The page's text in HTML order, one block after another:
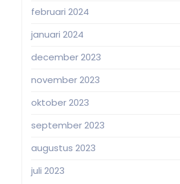
februari 2024
januari 2024
december 2023
november 2023
oktober 2023
september 2023
augustus 2023
juli 2023